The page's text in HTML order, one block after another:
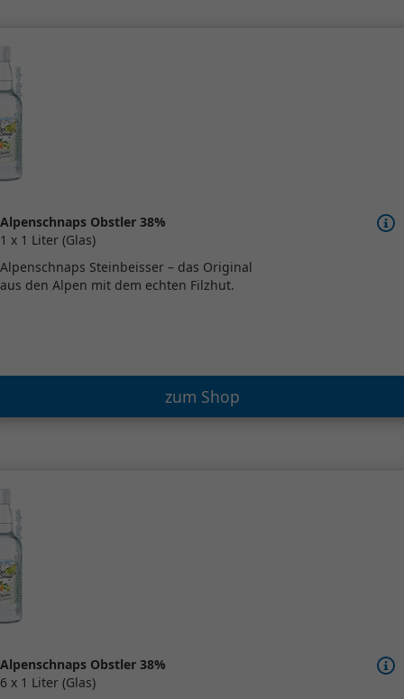
Alpenschnaps Obstler 38%
1 x 1 Liter (Glas)
Alpenschnaps Steinbeisser – das Original
aus den Alpen mit dem echten Filzhut.
zum Shop
Alpenschnaps Obstler 38%
6 x 1 Liter (Glas)